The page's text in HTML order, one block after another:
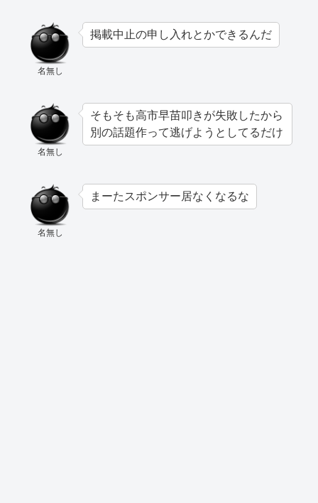
名無し
掲載中止の申し入れとかできるんだ
名無し
そもそも高市早苗叩きが失敗したから
別の話題作って逃げようとしてるだけ
名無し
まーたスポンサー居なくなるな